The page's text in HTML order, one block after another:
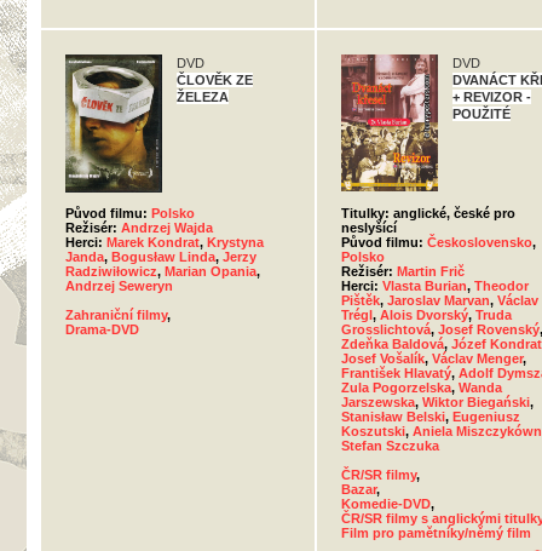
DVD
ČLOVĚK ZE
ŽELEZA
Původ filmu: Polsko
Režisér: Andrzej Wajda
Herci: Marek Kondrat, Krystyna
Janda, Bogusław Linda, Jerzy
Radziwiłowicz, Marian Opania,
Andrzej Seweryn
Zahraniční filmy,
Drama-DVD
DVD
DVANÁCT
+ REVIZOR -
POUŽITÉ
Titulky: anglické, české pro
neslyšící
Původ filmu: Československo,
Polsko
Režisér: Martin Frič
Herci: Vlasta Burian, Theodor
Pištěk, Jaroslav Marvan, Václav
Trégl, Alois Dvorský, Truda
Grosslichtová, Josef Rovenský,
Zdeňka Baldová, Józef Kondrat
Josef Vošalík, Václav Menger,
František Hlavatý, Adolf
Zula Pogorzelska, Wanda
Jarszewska, Wiktor Biegański,
Stanisław Belski, Eugeniusz
Koszutski, Aniela
Stefan Szczuka
ČR/SR filmy,
Bazar,
Komedie-DVD,
ČR/SR filmy s anglickými titulky
Film pro pamětníky/němý film